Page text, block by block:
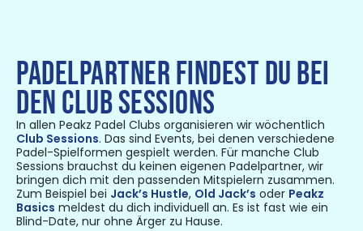
PADELPARTNER FINDEST DU BEI
DEN CLUB SESSIONS
In allen Peakz Padel Clubs organisieren wir wöchentlich
Club Sessions. Das sind Events, bei denen verschiedene
Padel-Spielformen gespielt werden. Für manche Club
Sessions brauchst du keinen eigenen Padelpartner, wir
bringen dich mit den passenden Mitspielern zusammen.
Zum Beispiel bei Jack’s Hustle, Old Jack’s oder Peakz
Basics meldest du dich individuell an. Es ist fast wie ein
Blind-Date, nur ohne Ärger zu Hause.